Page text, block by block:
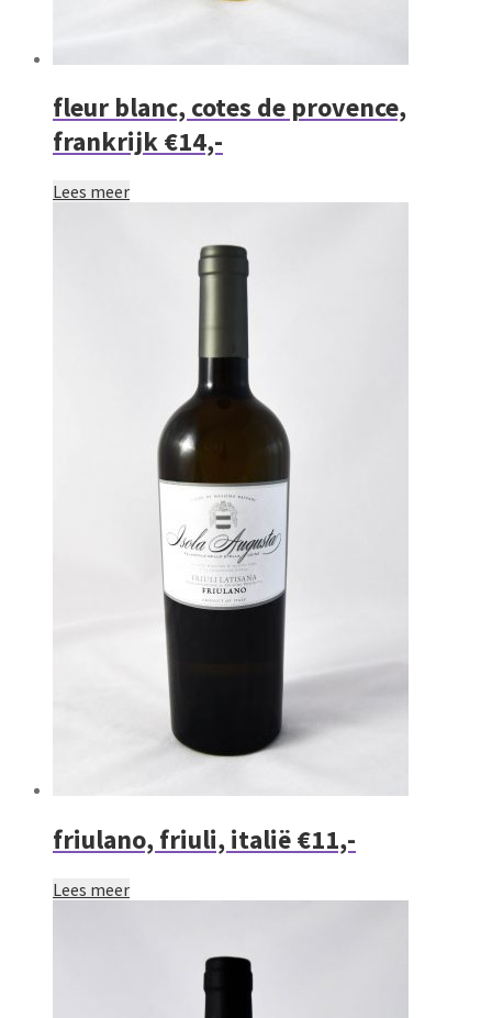
fleur blanc, cotes de provence,
frankrijk €14,-
Lees meer
friulano, friuli, italië €11,-
Lees meer